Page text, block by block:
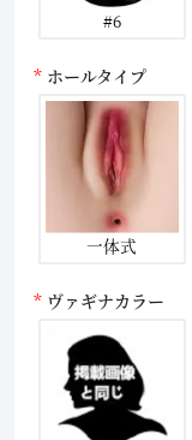
#6
ホールタイプ
一体式
ヴァギナカラー